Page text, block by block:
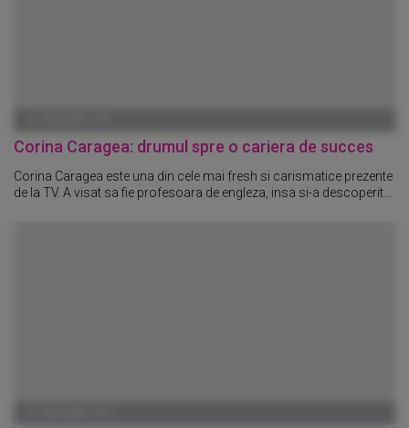
Corina Caragea: drumul spre o cariera de succes
Corina Caragea este una din cele mai fresh si carismatice prezente
de la TV. A visat sa fie profesoara de engleza, insa si-a descoperit...